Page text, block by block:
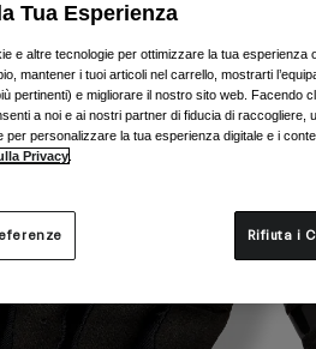
Tua Esperienza
e altre tecnologie per ottimizzare la tua
mantener i tuoi articoli nel carrello, mostrarti
pertinenti) e migliorare il nostro sito web. Facendo
a noi e ai nostri partner di fiducia di raccogliere,
per personalizzare la tua esperienza digitale e i
Privacy
Rifiuta i